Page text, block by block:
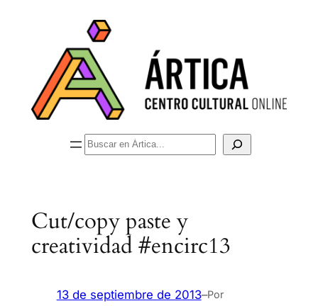
Buscar
Cut/copy paste y
creatividad #encirc13
13 de septiembre de 2013–Por